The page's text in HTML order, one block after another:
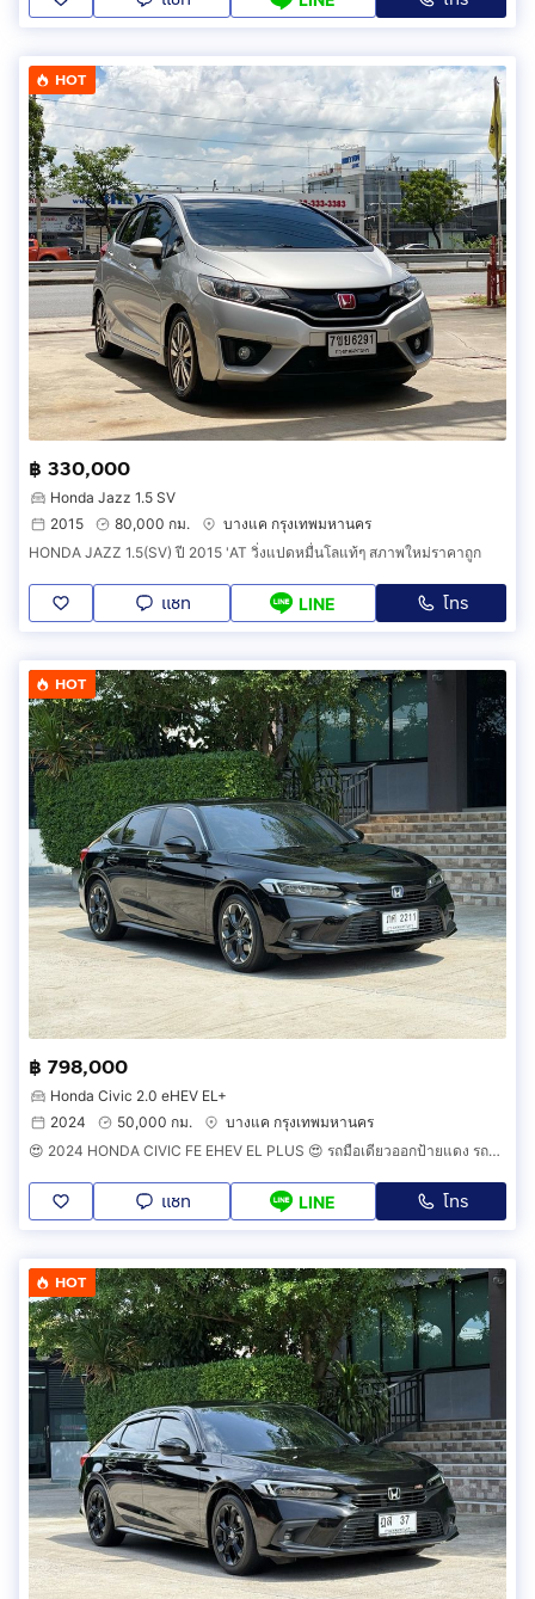
HOT
฿ 330,000
Honda Jazz 1.5 SV
2015
80,000 กม.
บางแค กรุงเทพมหานคร
HONDA JAZZ 1.5(SV) ปี 2015 'AT วิ่งแปดหมื่นโลแท้ๆ สภาพใหม่ราคาถูก
แชท LINE โทร
HOT
฿ 798,000
Honda Civic 2.0 eHEV EL+
2024
50,000 กม.
บางแค กรุงเทพมหานคร
😍 2024 HONDA CIVIC FE EHEV EL PLUS 😍 รถมือเดียวออกป้ายแดง รถวิ่งน้อยเพียง 50,000 กม รถไม่มีอุบัติเหตุ วารันตีศูนย์ยังเหลืออีกนานครับ
แชท LINE โทร
HOT